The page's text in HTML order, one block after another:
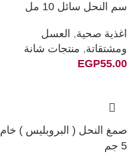
سم النحل سائل 10 مل
اغذية صحية, العسل
ومشتقاتة, منتجات شانة
EGP55.00
صمغ النحل ( البروبليس ) خام
5 جم